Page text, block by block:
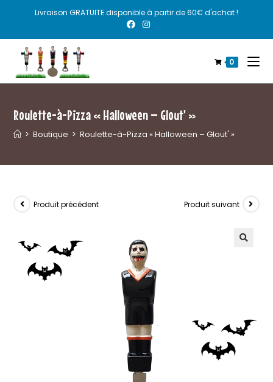
Livraison GRATUITE disponible à partir de 60€ d'achat !
0
Roulette-à-Pizza « Halloween – Glout' »
> Boutique > Roulette-à-Pizza « Halloween – Glout' »
Produit précédent Produit suivant